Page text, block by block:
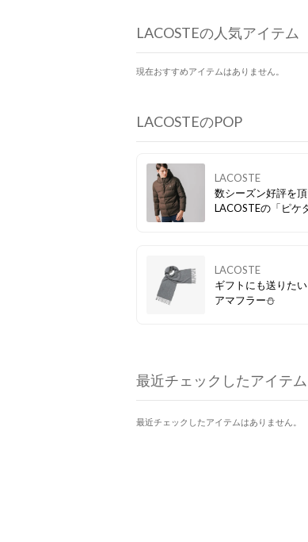
LACOSTEの人気アイテム
現在おすすめアイテムはありません。
LACOSTEのPOP
LACOSTE
数シーズン好評を
LACOSTEの「ピケ
LACOSTE
ギフトにも送りた
アマフラー⛄
最近チェックしたアイテム
最近チェックしたアイテムはありません。